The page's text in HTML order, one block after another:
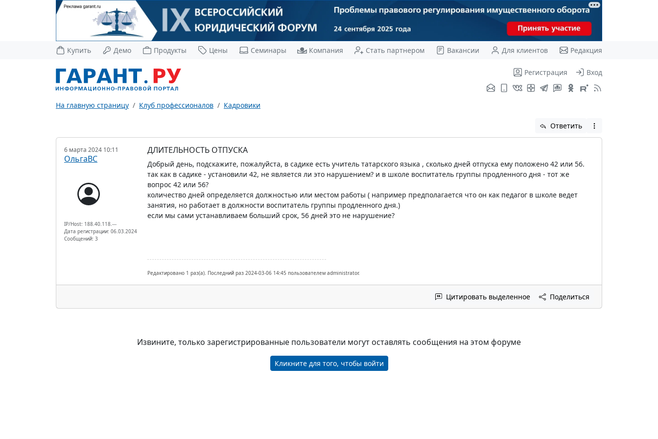
Купить Демо Продукты Цены Семинары Компания Стать партнером Вакансии Для клиентов Редакция
Регистрация Вход
На главную страницу Клуб профессионалов Кадровики
Ответить
6 марта 2024 10:11
ОльгаВС
IP/Host: 188.40.118.---
Дата регистрации: 06.03.2024
Сообщений: 3
ДЛИТЕЛЬНОСТЬ ОТПУСКА
Добрый день, подскажите, пожалуйста, в садике есть учитель татарского языка , сколько дней отпуска ему положено 42 или 56.
так как в садике - установили 42, не является ли это нарушением? и в школе воспитатель группы продленного дня - тот же
вопрос 42 или 56?
количество дней определяется должностью или местом работы ( например предполагается что он как педагог в школе ведет
занятия, но работает в должности воспитатель группы продленного дня.)
если мы сами устанавливаем больший срок, 56 дней это не нарушение?
Редактировано 1 раз(а). Последний раз 2024-03-06 14:45 пользователем administrator.
Цитировать выделенное Поделиться
Извините, только зарегистрированные пользователи могут оставлять сообщения на этом форуме
Кликните для того, чтобы войти